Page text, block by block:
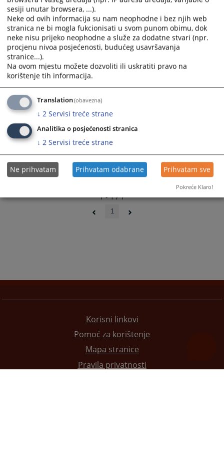
and
select
a
date.
Press
the
question
mark
key
to
the
keyboard
for
changing
and
select
a
date.
Press
the
mark
key
get
the
keyboard
for
changing
1 - 1 / 1
1
Korisni linkovi
Pomoć za korištenje
Mapa stranice
Pravila privatnosti
sesiji unutar browsera, ...).
Neke od ovih informacija su nam neophodne i bez njih web
stranica ne bi mogla fukcionisati u svom punom obimu, dok
neke nisu prijeko neophodne a služe za dodatne stvari (npr.
procjenu nivoa posjećenosti, budućeg usavršavanja
stranice...).
Na ovom mjestu možete dozvoliti ili uskratiti pravo na
korištenje tih informacija.
Translation(obavezna)
↓ 2 Servisi treće strane
Analitika o posjećenosti stranica
↓ 2 Servisi treće strane
Ne prihvatam Prihvatam odabrane Prihvatam sve
Pokreće Klaro!